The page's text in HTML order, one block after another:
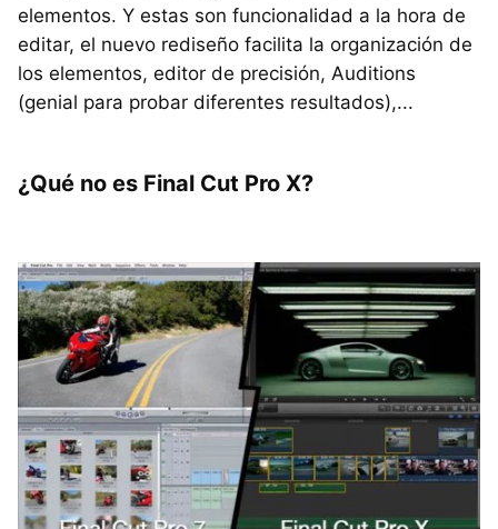
elementos. Y estas son funcionalidad a la hora de
editar, el nuevo rediseño facilita la organización de
los elementos, editor de precisión, Auditions
(genial para probar diferentes resultados),...
¿Qué no es Final Cut Pro X?